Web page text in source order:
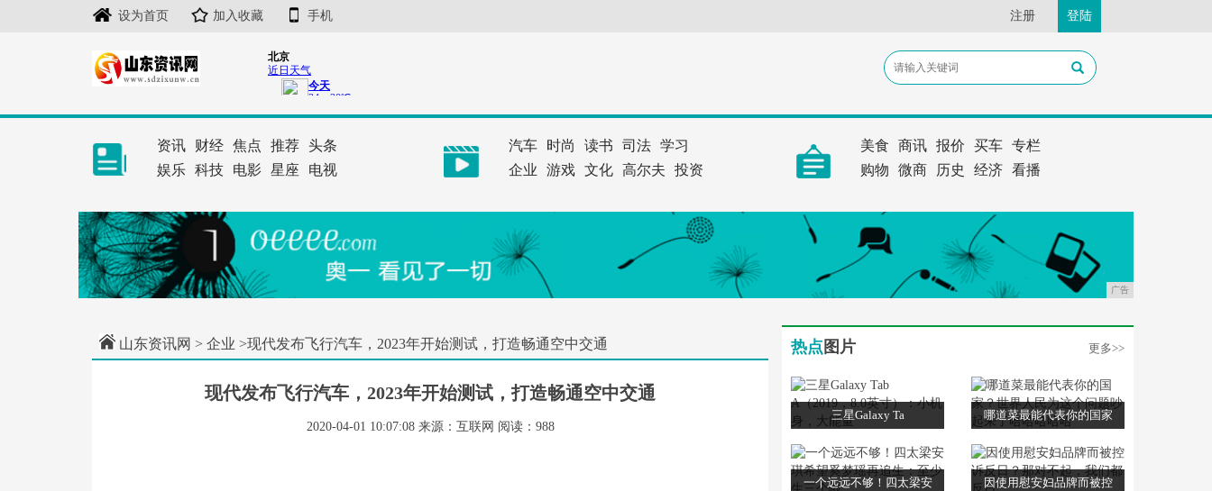
设为首页 加入收藏 手机 注册 登陆
资讯 财经 焦点 推荐 头条
娱乐 科技 电影 星座 电视
汽车 时尚 读书 司法 学习
企业
游戏 文化 高尔夫 投资
美食 商讯 报价 买车 专栏
购物
微商 历史 经济 看播
广告
山东资讯网 > 企业 >现代发布飞行汽车，2023年开始测试，打造畅通空中交通
现代发布飞行汽车，2023年开始测试，打造畅通空中交通
2020-04-01 10:07:08 来源：互联网 阅读：988
热点 图片 更多>>
三星Galaxy Ta 哪道菜最能代表你的国家
一个远远不够！四太梁安 因使用慰安妇品牌而被控